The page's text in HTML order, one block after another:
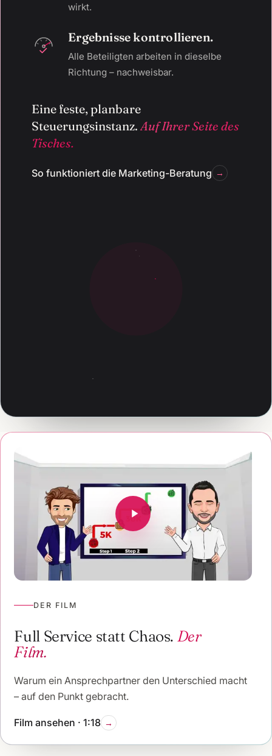
wirkt.
Ergebnisse kontrollieren.
Alle Beteiligten arbeiten in dieselbe
Richtung – nachweisbar.
Eine feste, planbare
Steuerungsinstanz.Auf Ihrer Seite des
Tisches.
So funktioniert die Marketing-Beratung
DER FILM
Full Service statt Chaos. Der
Film.
Warum ein Ansprechpartner den Unterschied macht
– auf den Punkt gebracht.
Film ansehen · 1:18